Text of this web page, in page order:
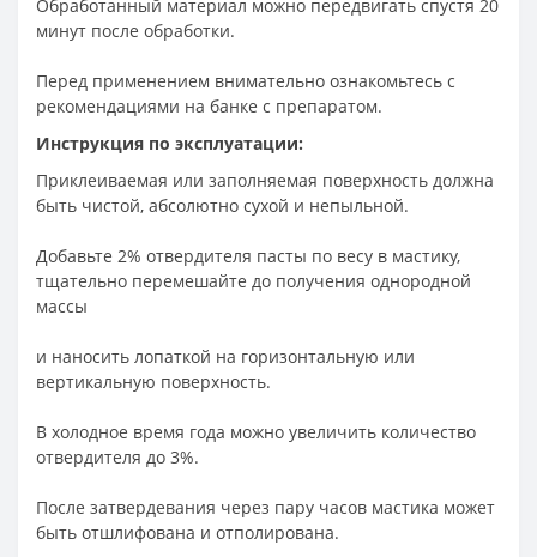
Обработанный материал можно передвигать спустя 20
минут после обработки.
Перед применением внимательно ознакомьтесь с
рекомендациями на банке с препаратом.
Инструкция по эксплуатации:
Приклеиваемая или заполняемая поверхность должна
быть чистой, абсолютно сухой и непыльной.
Добавьте 2% отвердителя пасты по весу в мастику,
тщательно перемешайте до получения однородной
массы
и наносить лопаткой на горизонтальную или
вертикальную поверхность.
В холодное время года можно увеличить количество
отвердителя до 3%.
После затвердевания через пару часов мастика может
быть отшлифована и отполирована.